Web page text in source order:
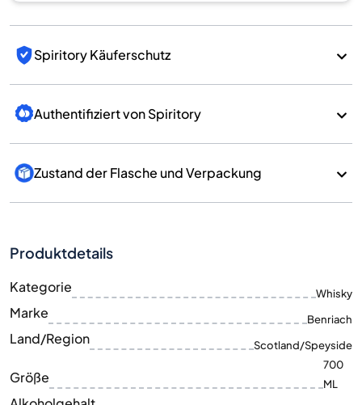
Spiritory Käuferschutz
Authentifiziert von Spiritory
Zustand der Flasche und Verpackung
Produktdetails
Kategorie Whisky
Marke Benriach
Land/Region Scotland/Speyside
Größe
700
ML